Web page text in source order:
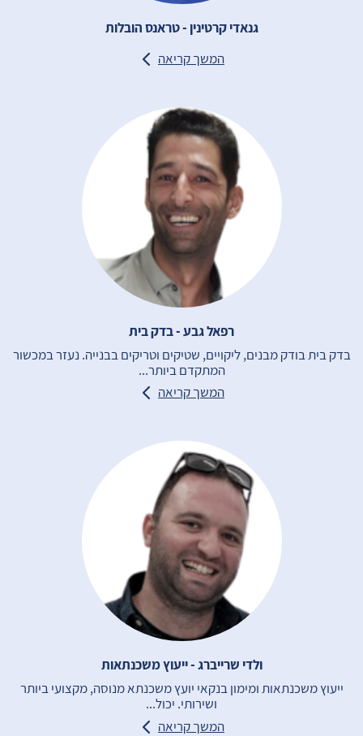
גנאדי קרטינין - טראנס הובלות
המשך קריאה
רפאל גבע - בדק בית
בדק בית בודק מבנים, ליקויים, שטיקים וטריקים בבנייה. נעזר במכשור
המתקדם ביותר...
המשך קריאה
ולדי שרייברג - ייעוץ משכנתאות
ייעוץ משכנתאות ומימון בנקאי יועץ משכנתא מנוסה, מקצועי ביותר
ושירותי. יכול...
המשך קריאה